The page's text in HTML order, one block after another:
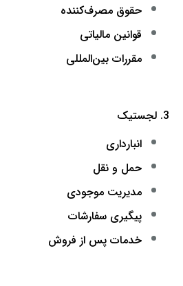
حقوق مصرف‌کننده
قوانین مالیاتی
مقررات بین‌المللی
3. لجستیک
انبارداری
حمل و نقل
مدیریت موجودی
پیگیری سفارشات
خدمات پس از فروش